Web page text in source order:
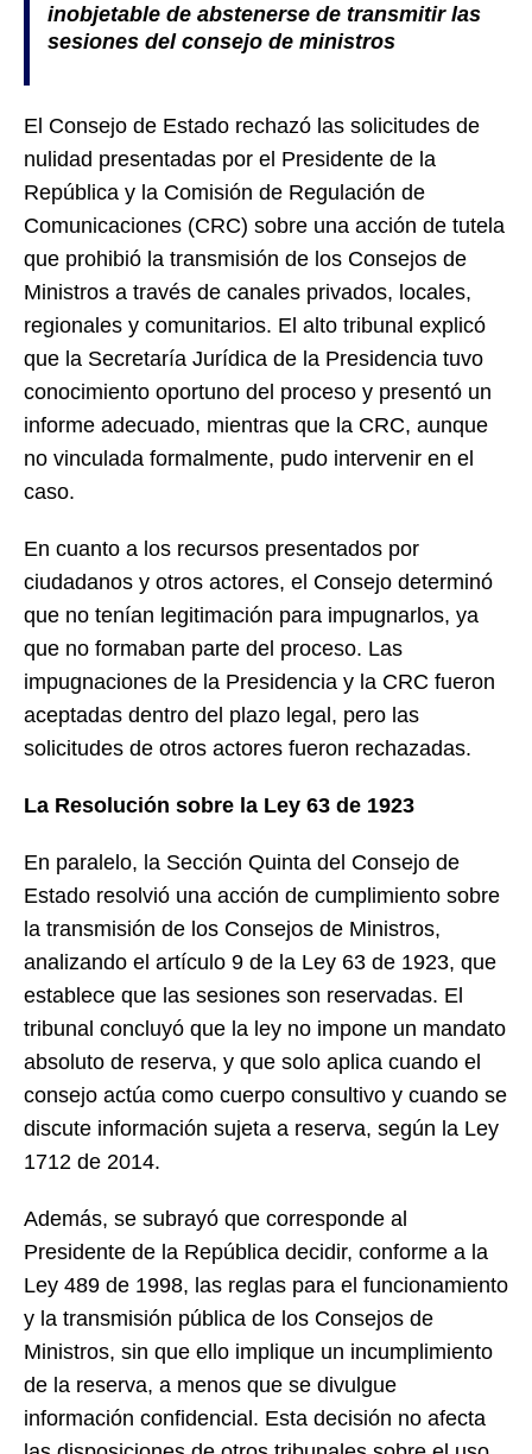
inobjetable de abstenerse de transmitir las
sesiones del consejo de ministros
El Consejo de Estado rechazó las solicitudes de
nulidad presentadas por el Presidente de la
República y la Comisión de Regulación de
Comunicaciones (CRC) sobre una acción de tutela
que prohibió la transmisión de los Consejos de
Ministros a través de canales privados, locales,
regionales y comunitarios. El alto tribunal explicó
que la Secretaría Jurídica de la Presidencia tuvo
conocimiento oportuno del proceso y presentó un
informe adecuado, mientras que la CRC, aunque
no vinculada formalmente, pudo intervenir en el
caso.
En cuanto a los recursos presentados por
ciudadanos y otros actores, el Consejo determinó
que no tenían legitimación para impugnarlos, ya
que no formaban parte del proceso. Las
impugnaciones de la Presidencia y la CRC fueron
aceptadas dentro del plazo legal, pero las
solicitudes de otros actores fueron rechazadas.
La Resolución sobre la Ley 63 de 1923
En paralelo, la Sección Quinta del Consejo de
Estado resolvió una acción de cumplimiento sobre
la transmisión de los Consejos de Ministros,
analizando el artículo 9 de la Ley 63 de 1923, que
establece que las sesiones son reservadas. El
tribunal concluyó que la ley no impone un mandato
absoluto de reserva, y que solo aplica cuando el
consejo actúa como cuerpo consultivo y cuando se
discute información sujeta a reserva, según la Ley
1712 de 2014.
Además, se subrayó que corresponde al
Presidente de la República decidir, conforme a la
Ley 489 de 1998, las reglas para el funcionamiento
y la transmisión pública de los Consejos de
Ministros, sin que ello implique un incumplimiento
de la reserva, a menos que se divulgue
información confidencial. Esta decisión no afecta